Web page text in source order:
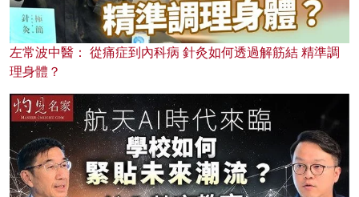
左常波中醫： 從痛症到內科病 針灸如何透過解筋結 精準調
理身體？